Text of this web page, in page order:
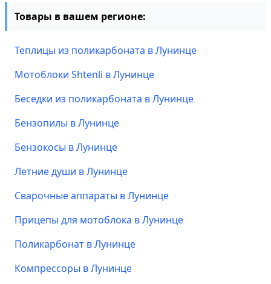
Товары в вашем регионе:
Теплицы из поликарбоната в Лунинце
Мотоблоки Shtenli в Лунинце
Беседки из поликарбоната в Лунинце
Бензопилы в Лунинце
Бензокосы в Лунинце
Летние души в Лунинце
Сварочные аппараты в Лунинце
Прицепы для мотоблока в Лунинце
Поликарбонат в Лунинце
Компрессоры в Лунинце